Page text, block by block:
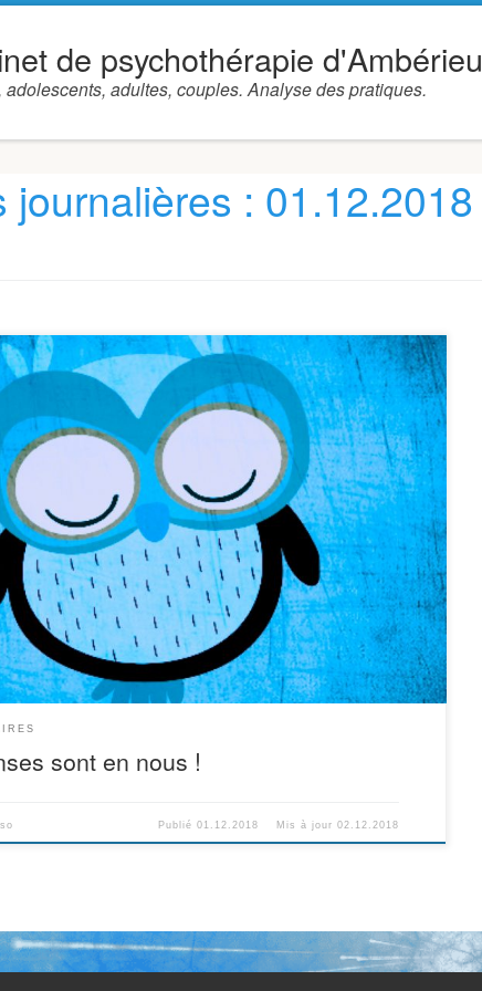
de psychothérapie d'Ambérieu
adolescents, adultes, couples. Analyse des pratiques.
journalières : 01.12.2018
peut parfois être impressionnant : on pense qu’il en sait
nous-même. On pense aussi qu’il a le regard tellement
connaît avant même de passer le seuil de la porte. Ce qui
Alors oui, un « psy » […]
sont en nous !
Publié01.12.2018 Mis à jour02.12.2018